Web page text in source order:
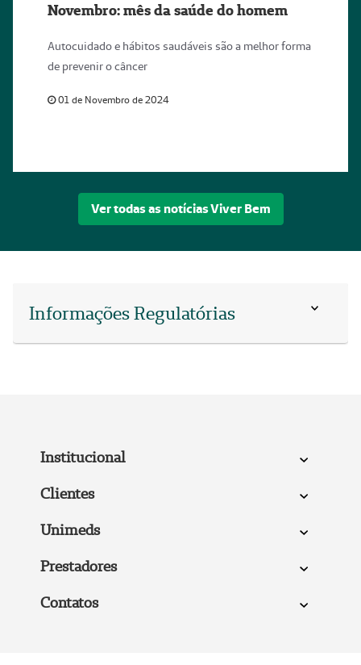
Novembro: mês da saúde do homem
Autocuidado e hábitos saudáveis são a melhor forma
de prevenir o câncer
01 de Novembro de 2024
Ver todas as notícias Viver Bem
Informações Regulatórias
Institucional
Clientes
Unimeds
Prestadores
Contatos